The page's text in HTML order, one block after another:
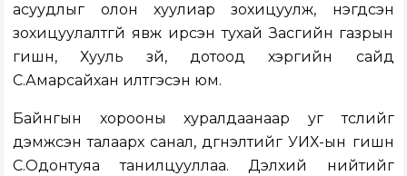
асуудлыг олон хуулиар зохицуулж, нэгдсэн
зохицуулалтгүй явж ирсэн тухай Засгийн газрын
гишүүн, Хууль зүй, дотоод хэргийн сайд
С.Амарсайхан илтгэсэн юм.
Байнгын хорооны хуралдаанаар уг төслийг
дэмжсэн талаарх санал, дүгнэлтийг УИХ-ын гишүүн
С.Одонтуяа танилцууллаа. Дэлхий нийтийг